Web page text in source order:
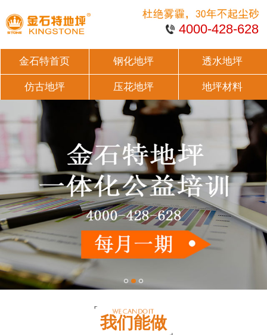
4000-428-628
金石特首页 钢化地坪 透水地坪
仿古地坪 压花地坪 地坪材料
我们能做